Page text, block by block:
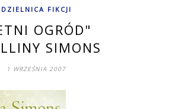
DZIELNICA FIKCJI
OGRÓD"
SIMONS
1 WRZEŚNIA 2007